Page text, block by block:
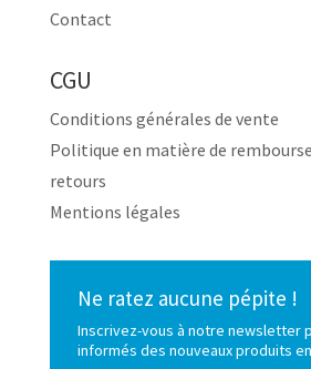
Contact
CGU
Conditions générales de vente
Politique en matière de
retours
Mentions légales
Ne ratez aucune pépite !
Inscrivez-vous à notre newsletter
informés des nouveaux produits